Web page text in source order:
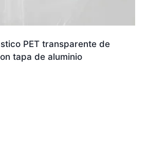
PET transparente de
tapa de aluminio